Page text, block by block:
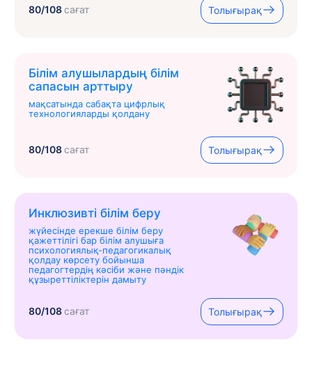
80/108сағат Толығырақ
Білім алушылардың білім
сапасын арттыру
мақсатында сабақта цифрлық
технологияларды қолдану
80/108сағат Толығырақ
Инклюзивті білім беру
жүйесінде ерекше білім беру
қажеттілігі бар білім алушыға
психологиялық-педагогикалық
қолдау көрсету бойынша
педагогтердің кәсіби және пәндік
құзыреттіліктерін дамыту
80/108сағат Толығырақ